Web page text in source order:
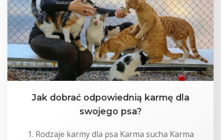
Jak dobrać odpowiednią karmę dla
swojego psa?
1. Rodzaje karmy dla psa Karma sucha Karma